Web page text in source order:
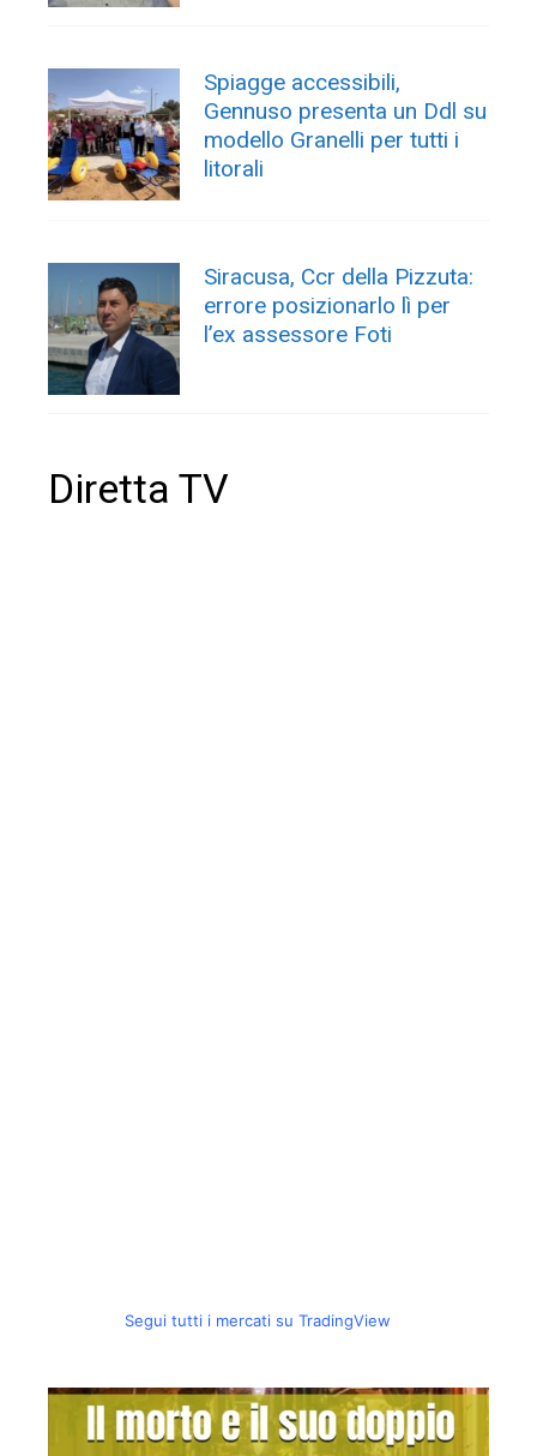
Spiagge accessibili,
Gennuso presenta un Ddl su
modello Granelli per tutti i
litorali
Siracusa, Ccr della Pizzuta:
errore posizionarlo lì per
l’ex assessore Foti
Diretta TV
Segui tutti i mercati su TradingView